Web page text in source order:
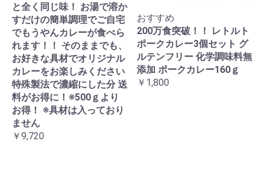
と全く同じ味！ お湯で溶か
すだけの簡単調理でご自宅
でもうやんカレーが食べら
れます！！ そのままでも、
お好きな具材でオリジナル
カレーをお楽しみください
特殊製法で濃縮にした分 送
料がお得に！※500ｇより
お得！ ※具材は入っており
ません
￥9,720
おすすめ
200万食突破！！ レトルト
ポークカレー3個セット グ
ルテンフリー 化学調味料無
添加 ポークカレー160ｇ
￥1,800